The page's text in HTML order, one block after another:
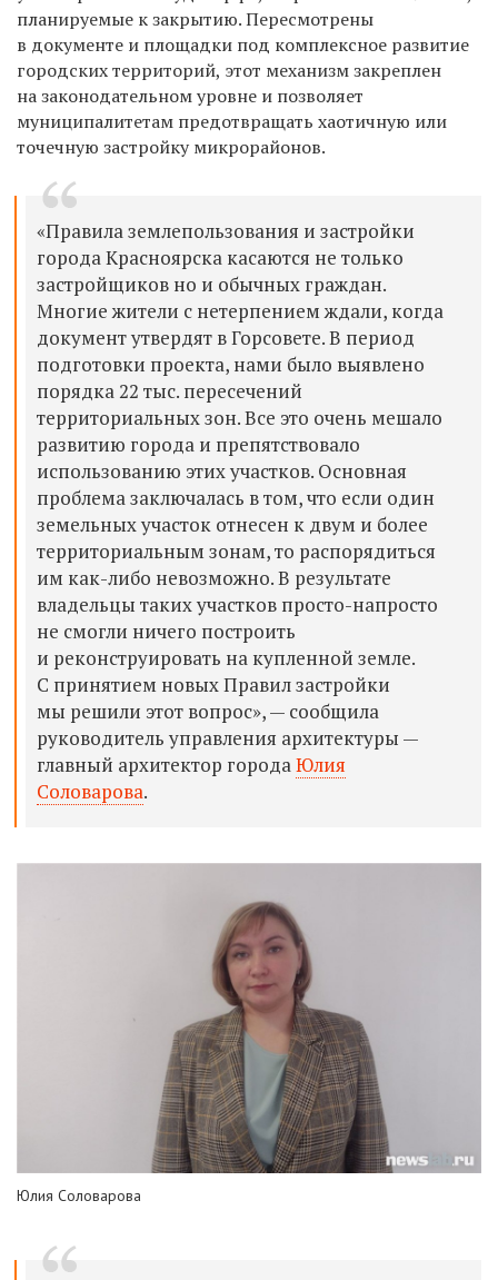
планируемые к закрытию. Пересмотрены
в документе и площадки под комплексное развитие
городских территорий, этот механизм закреплен
на законодательном уровне и позволяет
муниципалитетам предотвращать хаотичную или
точечную застройку микрорайонов.
«Правила землепользования и застройки
города Красноярска касаются не только
застройщиков но и обычных граждан.
Многие жители с нетерпением ждали, когда
документ утвердят в Горсовете. В период
подготовки проекта, нами было выявлено
порядка 22 тыс. пересечений
территориальных зон. Все это очень мешало
развитию города и препятствовало
использованию этих участков. Основная
проблема заключалась в том, что если один
земельных участок отнесен к двум и более
территориальным зонам, то распорядиться
им как-либо невозможно. В результате
владельцы таких участков просто-напросто
не смогли ничего построить
и реконструировать на купленной земле.
С принятием новых Правил застройки
мы решили этот вопрос», — сообщила
руководитель управления архитектуры —
главный архитектор городаЮлия
Соловарова.
Юлия Соловарова